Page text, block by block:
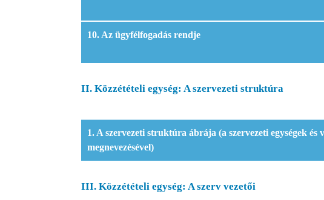
10. Az ügyfélfogadás rendje
II. Közzétételi egység: A szervezeti struktúra
1. A szervezeti struktúra ábrája (a szervezeti egységek és
megnevezésével)
III. Közzétételi egység: A szerv vezetői